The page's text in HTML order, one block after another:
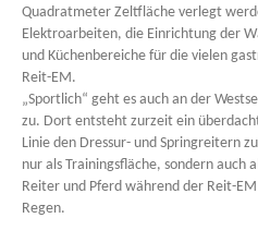
Quadratmeter Zeltfläche verlegt
Elektroarbeiten, die Einrichtung der
und Küchenbereiche für die vielen
Reit-EM.
„Sportlich“ geht es auch an der
zu. Dort entsteht zurzeit ein
Linie den Dressur- und Springreitern
nur als Trainingsfläche, sondern auch
Reiter und Pferd während der Reit-
Regen.